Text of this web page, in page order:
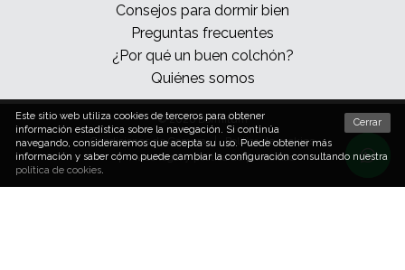
Consejos para dormir bien
Preguntas frecuentes
¿Por qué un buen colchón?
Quiénes somos
© 2026 Dormitum
Condiciones de Compra
Política de cookies
Aviso legal y política de privacidad
Cerrar
Este sitio web utiliza cookies de terceros para obtener
información estadística sobre la navegación. Si continúa
navegando, consideraremos que acepta su uso. Puede obtener más
información y saber cómo puede cambiar la configuración consultando nuestra
política de cookies.